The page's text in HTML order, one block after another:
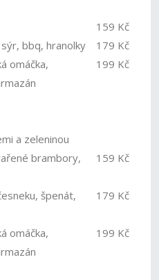
159 Kč
bbq, hranolky
179 Kč
omáčka,
199 Kč
a zeleninou
brambory,
159 Kč
špenát,
179 Kč
omáčka,
199 Kč